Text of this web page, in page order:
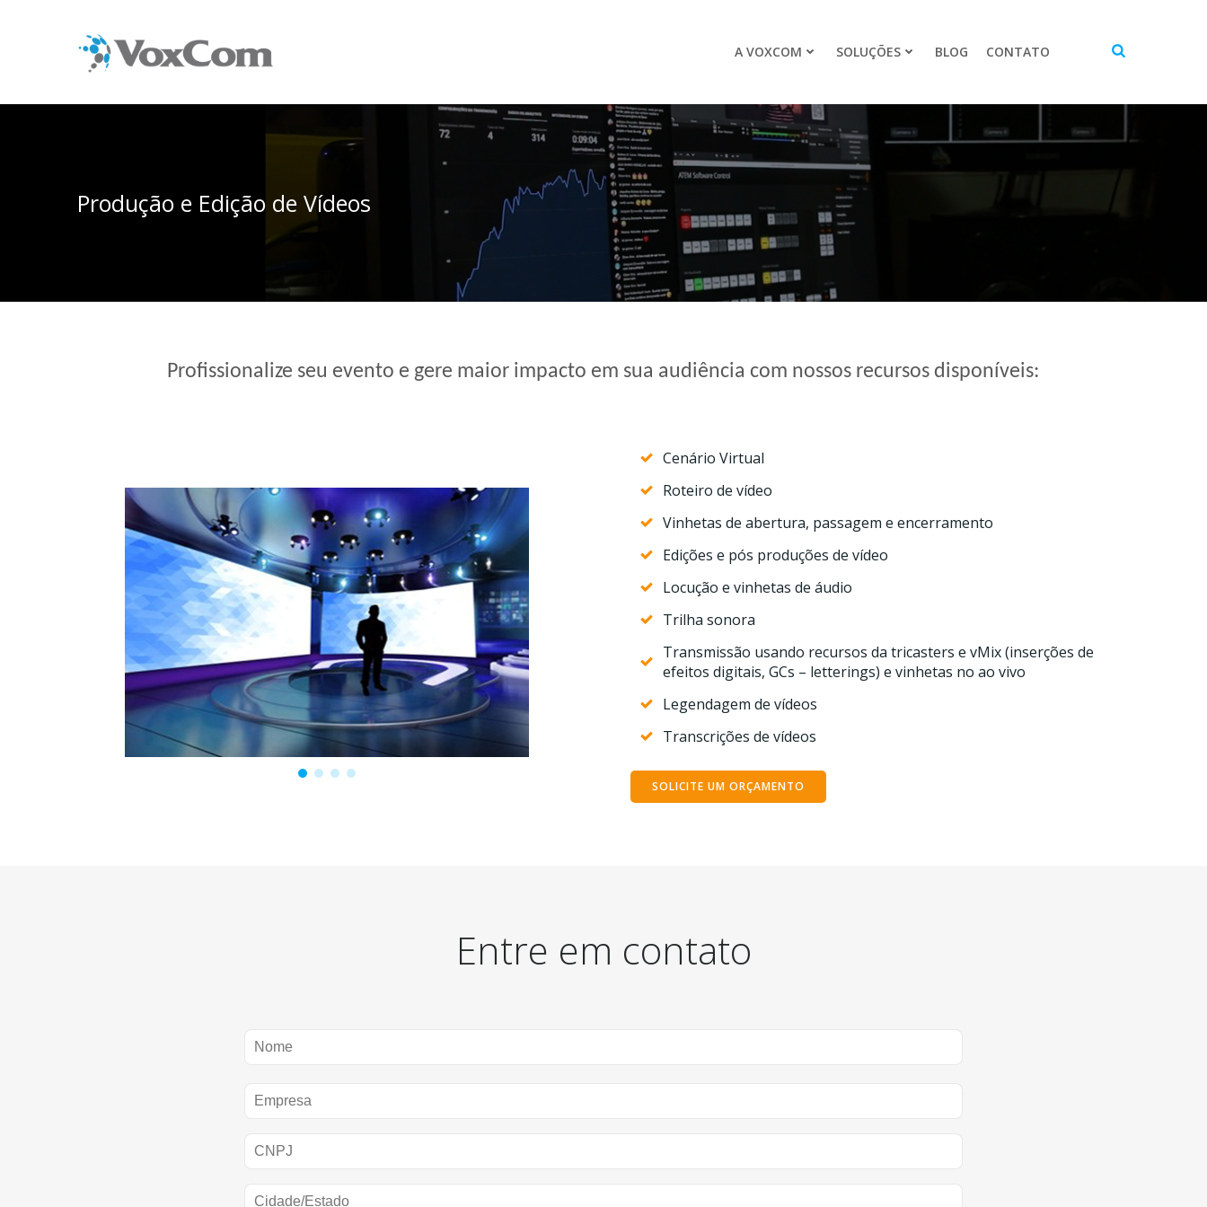
A VOXCOM SOLUÇÕES BLOG CONTATO
Produção e Edição de Vídeos
Profissionalize seu evento e gere maior impacto em sua audiência com nossos recursos disponíveis:
Cenário Virtual
Roteiro de vídeo
Vinhetas de abertura, passagem e encerramento
Edições e pós produções de vídeo
Locução e vinhetas de áudio
Trilha sonora
Transmissão usando recursos da tricasters e vMix (inserções de
efeitos digitais, GCs – letterings) e vinhetas no ao vivo
Legendagem de vídeos
Transcrições de vídeos
SOLICITE UM ORÇAMENTO
Entre em contato